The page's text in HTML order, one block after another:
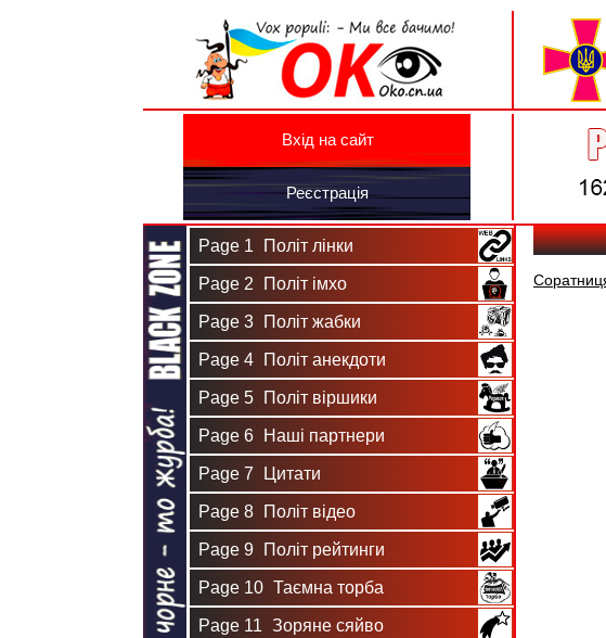
Вхід на сайт
Реєстрація
Page 1 Політ лінки
Page 2 Політ імхо
Page 3 Політ жабки
Page 4 Політ анекдоти
Page 5 Політ віршики
Page 6 Наші партнери
Page 7 Цитати
Page 8 Політ відео
Page 9 Політ рейтинги
Page 10 Таємна торба
Page 11 Зоряне сяйво